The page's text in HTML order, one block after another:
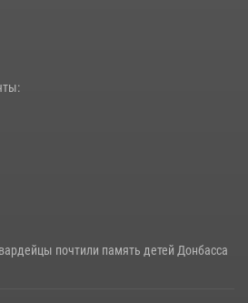
почтили память детей Донбасса